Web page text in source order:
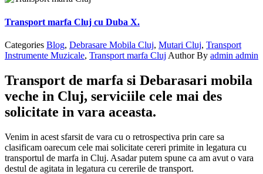
Transport marfa Cluj cu Duba X.
Categories Blog, Debrasare Mobila Cluj, Mutari Cluj, Transport
Instrumente Muzicale, Transport marfa Cluj AuthorBy admin admin
Transport de marfa si Debarasari mobila
veche in Cluj, serviciile cele mai des
solicitate in vara aceasta.
Venim in acest sfarsit de vara cu o retrospectiva prin care sa
clasificam oarecum cele mai solicitate cereri primite in legatura cu
transportul de marfa in Cluj. Asadar putem spune ca am avut o vara
destul de agitata in legatura cu cererile de transport.